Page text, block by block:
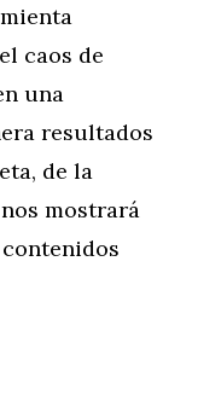
caos de
una
resultados
de la
mostrará